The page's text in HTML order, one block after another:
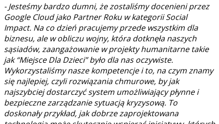
- Jesteśmy bardzo dumni, że zostaliśmy docenieni przez
Google Cloud jako Partner Roku w kategorii Social
Impact. Na co dzień pracujemy przede wszystkim dla
biznesu, ale w obliczu wojny, która dotknęła naszych
sąsiadów, zaangażowanie w projekty humanitarne takie
jak “Miejsce Dla Dzieci” było dla nas oczywiste.
Wykorzystaliśmy nasze kompetencje i to, na czym znamy
się najlepiej, czyli rozwiązania chmurowe, by jak
najszybciej dostarczyć system umożliwiający płynne i
bezpieczne zarządzanie sytuacją kryzysową. To
doskonały przykład, jak dobrze zaprojektowana